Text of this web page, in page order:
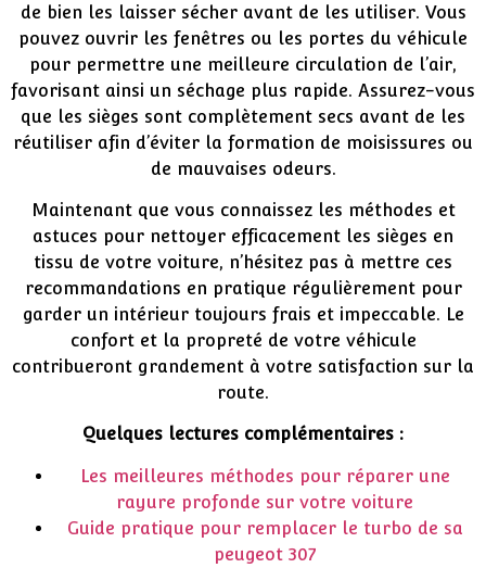
de bien les laisser sécher avant de les utiliser. Vous
pouvez ouvrir les fenêtres ou les portes du véhicule
pour permettre une meilleure circulation de l’air,
favorisant ainsi un séchage plus rapide. Assurez-vous
que les sièges sont complètement secs avant de les
réutiliser afin d’éviter la formation de moisissures ou
de mauvaises odeurs.
Maintenant que vous connaissez les méthodes et
astuces pour nettoyer efficacement les sièges en
tissu de votre voiture, n’hésitez pas à mettre ces
recommandations en pratique régulièrement pour
garder un intérieur toujours frais et impeccable. Le
confort et la propreté de votre véhicule
contribueront grandement à votre satisfaction sur la
route.
Quelques lectures complémentaires :
Les meilleures méthodes pour réparer une
rayure profonde sur votre voiture
Guide pratique pour remplacer le turbo de sa
peugeot 307